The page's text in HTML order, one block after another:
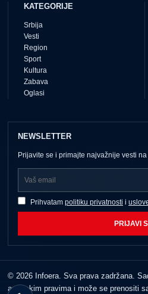
KATEGORIJE
Srbija
Vesti
Region
Sport
Kultura
Zabava
Oglasi
NEWSLETTER
Prijavite se i primajte najvažnije vesti
Prihvatam politiku privatnosti i
PRIJAVI
© 2026 Infoera. Sva prava zadržana.
autorskim pravima i može se prenositi